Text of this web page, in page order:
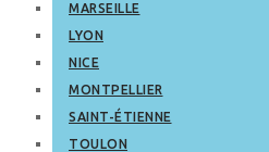
MARSEILLE
LYON
NICE
MONTPELLIER
SAINT-ÉTIENNE
TOULON